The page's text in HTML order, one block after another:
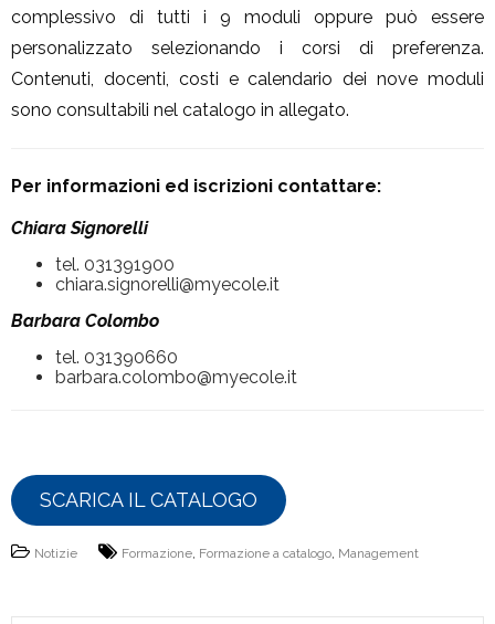
complessivo di tutti i 9 moduli oppure può essere
personalizzato selezionando i corsi di preferenza.
Contenuti, docenti, costi e calendario dei nove moduli
sono consultabili nel catalogo in allegato.
Per informazioni ed iscrizioni contattare:
Chiara Signorelli
tel. 031391900
chiara.signorelli@myecole.it
Barbara Colombo
tel. 031390660
barbara.colombo@myecole.it
SCARICA IL CATALOGO
Notizie Formazione, Formazione a catalogo, Management